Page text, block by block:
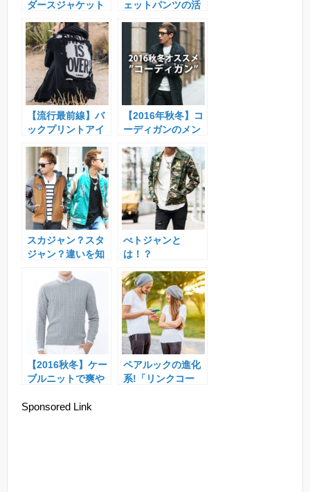
ダースジャケット
するか？
ェットパンツの活
【流行最前線】バ
ックプリントアイ
【2016年秋冬】コ
ーディガンのメン
ィネート
スカジャン？スタ
ジャン？違いを知
べトジャンと
は！？
【2016秋冬】ケー
ブルニットで爽や
ペアルックの進化
系!「リンクコー
Sponsored Link